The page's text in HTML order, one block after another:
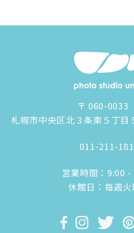
〒 060-0033
札幌市中央区北３条東５丁目
011-211-
営業時間：9:00 -
休館日：毎週火